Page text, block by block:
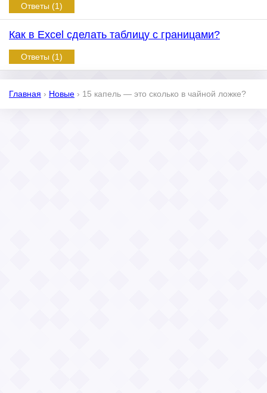
Ответы (1)
Как в Excel сделать таблицу с границами?
Ответы (1)
Главная › Новые › 15 капель — это сколько в чайной ложке?